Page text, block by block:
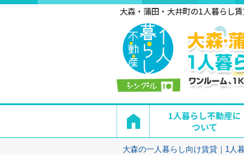
大森・蒲田・大井町の1人暮らし
1人暮らし不動産に
ついて
大森の一人暮らし向け賃貸｜1人